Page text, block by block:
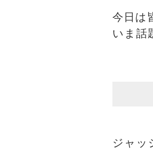
今日は
いま話
ジャッ